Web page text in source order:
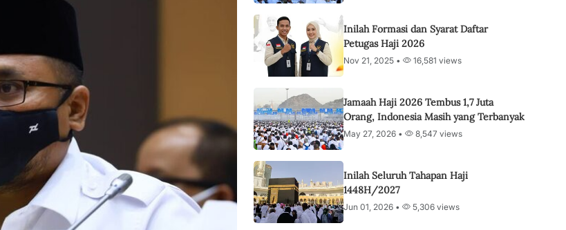
Inilah Formasi dan Syarat Daftar
Petugas Haji 2026
Nov 21, 2025 • 16,581 views
Jamaah Haji 2026 Tembus 1,7 Juta
Orang, Indonesia Masih yang Terbanyak
May 27, 2026 • 8,547 views
Inilah Seluruh Tahapan Haji
1448H/2027
Jun 01, 2026 • 5,306 views